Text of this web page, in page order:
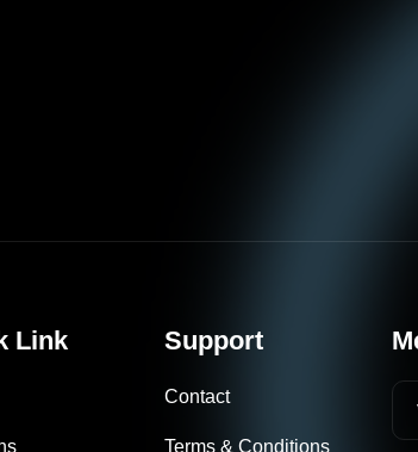
Link Support
Contact
Terms & Conditions